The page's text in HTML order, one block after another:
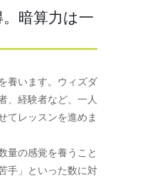
暗算力は一
養います。ウィズダ
、経験者など、一人
てレッスンを進めま
量の感覚を養うこと
手」といった数に対